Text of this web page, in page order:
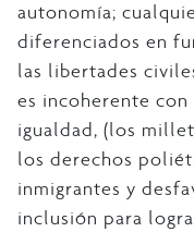
autonomía;
diferenciados en
las libertades
es incoherente
igualdad, (los
los derechos
inmigrantes y
inclusión para